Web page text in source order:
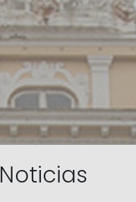
Noticias